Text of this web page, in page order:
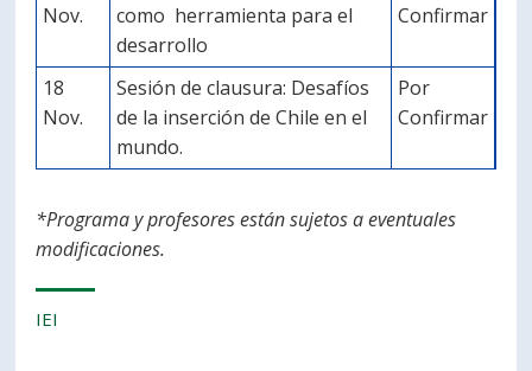
Nov.
como herramienta para el
desarrollo
Confirmar
18
Nov.
Sesión de clausura: Desafíos
de la inserción de Chile en el
mundo.
Por
Confirmar
*Programa y profesores están sujetos a eventuales
modificaciones.
IEI